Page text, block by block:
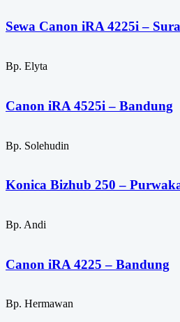
Sewa Canon iRA 4225i –
Bp. Elyta
Canon iRA 4525i – Bandung
Bp. Solehudin
Konica Bizhub 250 –
Bp. Andi
Canon iRA 4225 – Bandung
Bp. Hermawan